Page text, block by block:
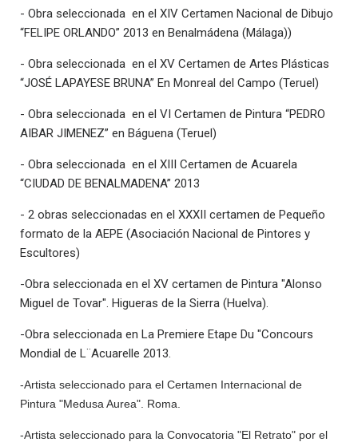
- Obra seleccionada en el XIV Certamen Nacional de Dibujo
“FELIPE ORLANDO” 2013 en Benalmádena (Málaga))
- Obra seleccionada en el XV Certamen de Artes Plásticas
“JOSÉ LAPAYESE BRUNA” En Monreal del Campo (Teruel)
- Obra seleccionada en el VI Certamen de Pintura “PEDRO
AIBAR JIMENEZ” en Báguena (Teruel)
- Obra seleccionada en el XIII Certamen de Acuarela
“CIUDAD DE BENALMADENA” 2013
- 2 obras seleccionadas en el XXXII certamen de Pequeño
formato de la AEPE (Asociación Nacional de Pintores y
Escultores)
-Obra seleccionada en el XV certamen de Pintura "Alonso
Miguel de Tovar". Higueras de la Sierra (Huelva).
-Obra seleccionada en La Premiere Etape Du "Concours
Mondial de L¨Acuarelle 2013.
-Artista seleccionado para el Certamen Internacional de
Pintura "Medusa Aurea". Roma.
-Artista seleccionado para la Convocatoria "El Retrato" por el